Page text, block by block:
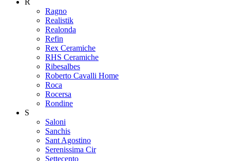
Ragno
Realistik
Realonda
Refin
Rex Ceramiche
RHS Ceramiche
Ribesalbes
Roberto Cavalli Home
Roca
Rocersa
Rondine
S
Saloni
Sanchis
Sant Agostino
Serenissima Cir
Settecento